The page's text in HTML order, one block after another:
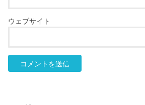
ウェブサイト